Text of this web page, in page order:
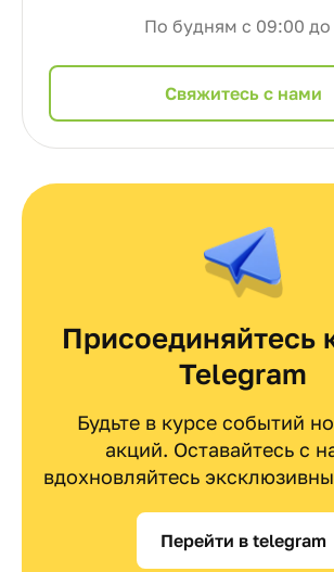
По будням с 09:00 до
Cвяжитесь с нами
Присоединяйтесь
Telegram
Будьте в курсе событий
акций. Оставайтесь с
вдохновляйтесь
Перейти в telegram